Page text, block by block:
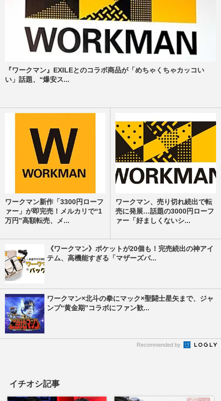
『ワークマン』EXILEとのコラボ商品が「めちゃくちゃカッコい
い」話題、“爆安ス...
ワークマン新作「3300円ローフ
ァー」が即完売！メルカリで“1
万円”高額転売、メ...
ワークマン、売り切れ続出で転
売に発展…話題の3000円ローフ
ァー「好ましくないシ...
《ワークマン》ポケットが20個も！完売続出の神アイ
テム、高機能すぎる「マザーズバ...
ワークマン×北斗の拳にマック×聖闘士星矢まで、ジャ
ンプ“黄金期”コラボにファン歓...
Recommended by
イチオシ記事